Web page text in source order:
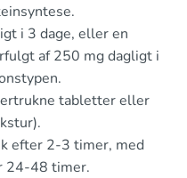
i 3 dage, eller en
af 250 mg dagligt i
tabletter eller
efter 2-3 timer, med
24-48 timer.